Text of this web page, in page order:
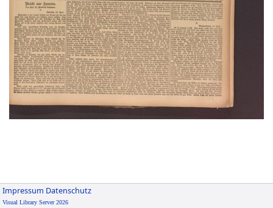
Impressum Datenschutz
Visual Library Server 2026